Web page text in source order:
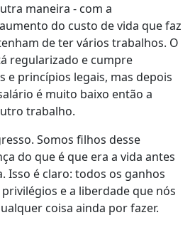
maneira - com a
do custo de vida que faz
de ter vários trabalhos. O
regularizado e cumpre
e princípios legais, mas depois
é muito baixo então a
trabalho.
Somos filhos desse
do que é que era a vida antes
Isso é claro: todos os ganhos
e a liberdade que nós
coisa ainda por fazer.